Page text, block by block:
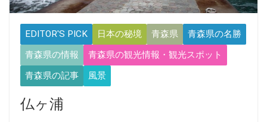
EDITOR'S PICK 日本の秘境 青森県
青森県の名勝
青森県の情報
青森県の観光情報・観光スポット
青森県の記事
風景
仏ヶ浦